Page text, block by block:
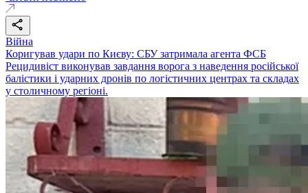
Війна
Коригував удари по Києву: СБУ затримала агента ФСБ
Рецидивіст виконував завдання ворога з наведення російської
балістики і ударних дронів по логістичних центрах та складах
у столичному регіоні.